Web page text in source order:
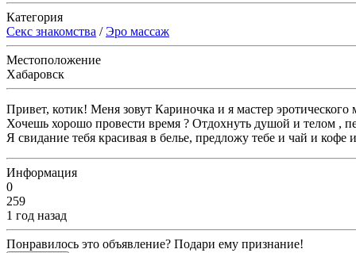
Категория
Секс знакомства /Эро массаж
Местоположение
Хабаровск
Привет, котик! Меня зовут Кариночка и я мастер эротического
Хочешь хорошо провести время ? Отдохнуть душой и телом ,
Я свидание тебя красивая в белье, предложу тебе и чай и
Информация
0
259
1 год назад
Понравилось это объявление? Подари ему признание!